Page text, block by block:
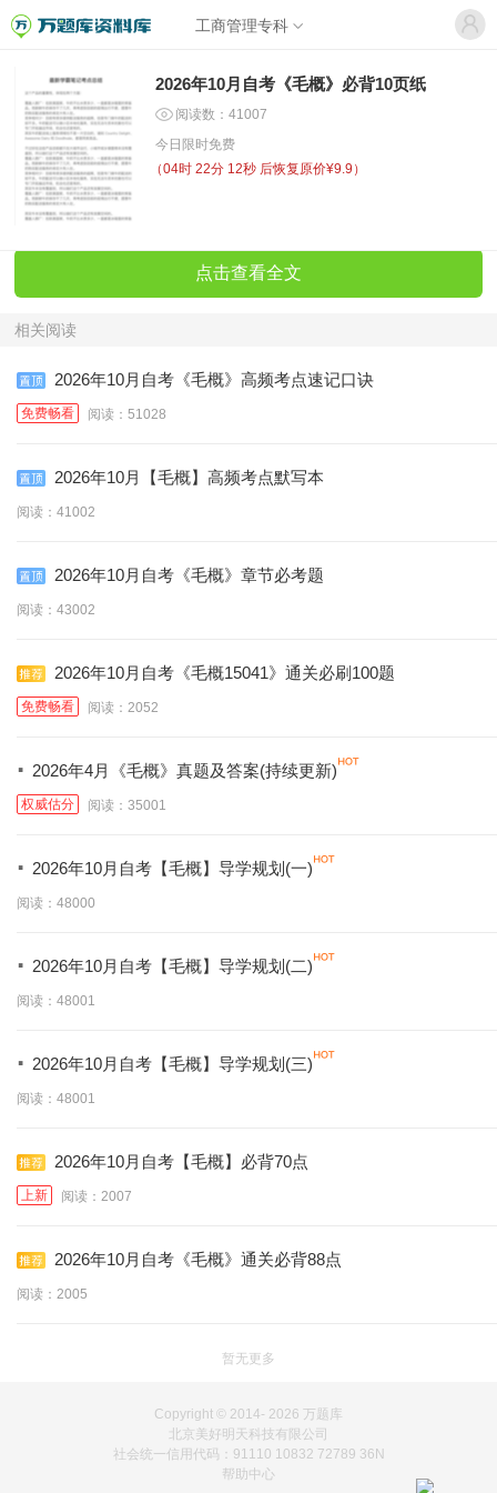
工商管理专科
2026年10月自考《毛概》必背10页纸
阅读数：41007
今日限时免费
（04时 22分 12秒 后恢复原价¥9.9）
点击查看全文
相关阅读
2026年10月自考《毛概》高频考点速记口诀
免费畅看 阅读：51028
2026年10月【毛概】高频考点默写本
阅读：41002
2026年10月自考《毛概》章节必考题
阅读：43002
2026年10月自考《毛概15041》通关必刷100题
免费畅看 阅读：2052
· 2026年4月《毛概》真题及答案(持续更新)
权威估分 阅读：35001
· 2026年10月自考【毛概】导学规划(一)
阅读：48000
· 2026年10月自考【毛概】导学规划(二)
阅读：48001
· 2026年10月自考【毛概】导学规划(三)
阅读：48001
2026年10月自考【毛概】必背70点
上新 阅读：2007
2026年10月自考《毛概》通关必背88点
阅读：2005
暂无更多
Copyright © 2014- 2026 万题库
北京美好明天科技有限公司
社会统一信用代码：91110 10832 72789 36N
帮助中心